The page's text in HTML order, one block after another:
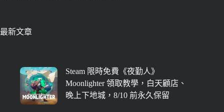
最新文章
Steam 限時免費《夜勤人》
Moonlighter 領取教學，白天顧店、
晚上下地城，8/10 前永久保留